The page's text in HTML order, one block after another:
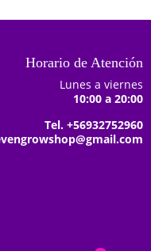
Horario de Atención
Lunes a viernes
10:00 a 20:00
Tel. +56932752960